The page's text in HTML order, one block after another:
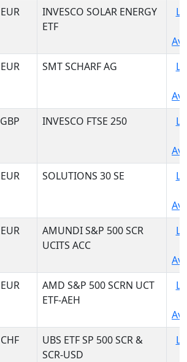
EUR
INVESCO SOLAR ENERGY
ETF
EUR SMT SCHARF AG
GBP INVESCO FTSE 250
EUR SOLUTIONS 30 SE
EUR
AMUNDI S&P 500 SCR
UCITS ACC
EUR
AMD S&P 500 SCRN UCT
ETF-AEH
CHF
UBS ETF SP 500 SCR &
SCR-USD